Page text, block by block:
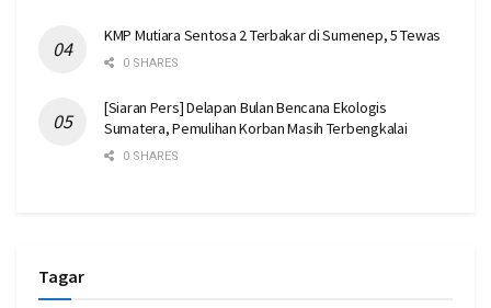
KMP Mutiara Sentosa 2 Terbakar di Sumenep, 5 Tewas
0 SHARES
[Siaran Pers] Delapan Bulan Bencana Ekologis
Sumatera, Pemulihan Korban Masih Terbengkalai
0 SHARES
Tagar